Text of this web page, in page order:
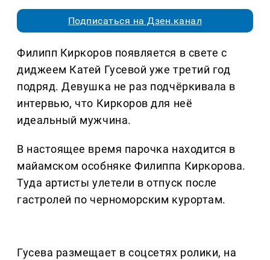
Подписаться на Дзен.канал
Филипп Киркоров появляется в свете с
диджеем Катей Гусевой уже третий год
подряд. Девушка не раз подчёркивала в
интервью, что Киркоров для неё
идеальный мужчина.
В настоящее время парочка находится в
майамском особняке Филиппа Киркорова.
Туда артисты улетели в отпуск после
гастролей по черноморским курортам.
Гусева размещает в соцсетях ролики, на